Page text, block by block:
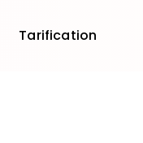
Tarification